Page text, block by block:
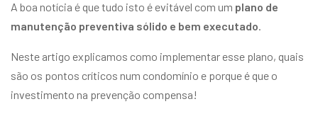
A boa notícia é que tudo isto é evitável com um plano de
manutenção preventiva sólido e bem executado
Neste artigo explicamos como implementar esse plano, quais
são os pontos críticos num condomínio e porque é que o
investimento na prevenção compensa!